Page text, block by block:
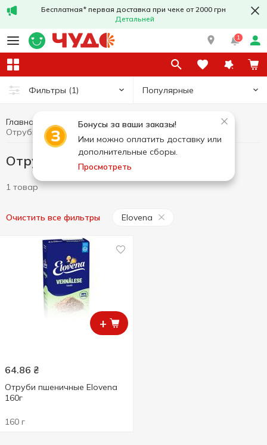
Бесплатная* первая доставка при чеке от 2000 грн
Детальней
1
Фильтры (1) Популярные
Бонусы за ваши заказы!
Ими можно оплатить доставку или
дополнительные сборы.
Просмотреть
Главная Бакалея
Отруби и клетчатка
Отруби и клетчатка Elovena
1 товар
Очистить все фильтры Elovena
+
64.86 ₴
Отруби пшеничные Elovena
160г
160 г